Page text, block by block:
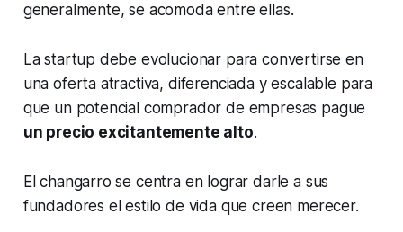
generalmente, se acomoda entre ellas.
La startup debe evolucionar para convertirse en
una oferta atractiva, diferenciada y escalable para
que un potencial comprador de empresas pague
un precio excitantemente alto.
El changarro se centra en lograr darle a sus
fundadores el estilo de vida que creen merecer.